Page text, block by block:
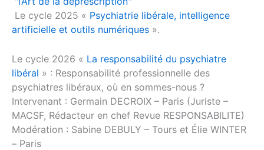
Le cycle 2025 « Psychiatrie libérale, intelligence
artificielle et outils numériques ».
Le cycle 2026 « La responsabilité du psychiatre
libéral » : Responsabilité professionnelle des
psychiatres libéraux, où en sommes-nous ?
Intervenant : Germain DECROIX – Paris (Juriste –
MACSF, Rédacteur en chef Revue RESPONSABILITE)
Modération : Sabine DEBULY – Tours et Élie WINTER
– Paris